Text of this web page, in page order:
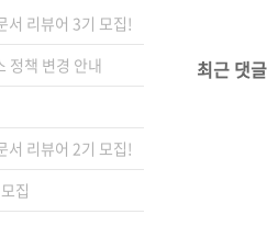
서 리뷰어 3기 모집!
정책 변경 안내
서 리뷰어 2기 모집!
집
최근 댓글